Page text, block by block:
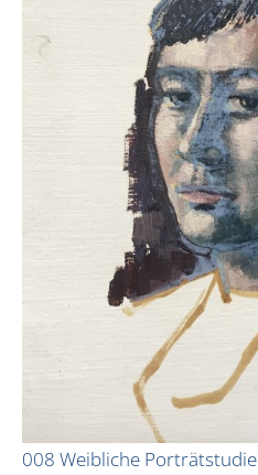
008 Weibliche Porträtstudie